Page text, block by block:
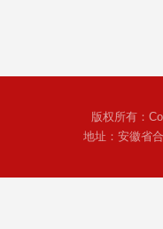
版权所有：
地址：安徽省